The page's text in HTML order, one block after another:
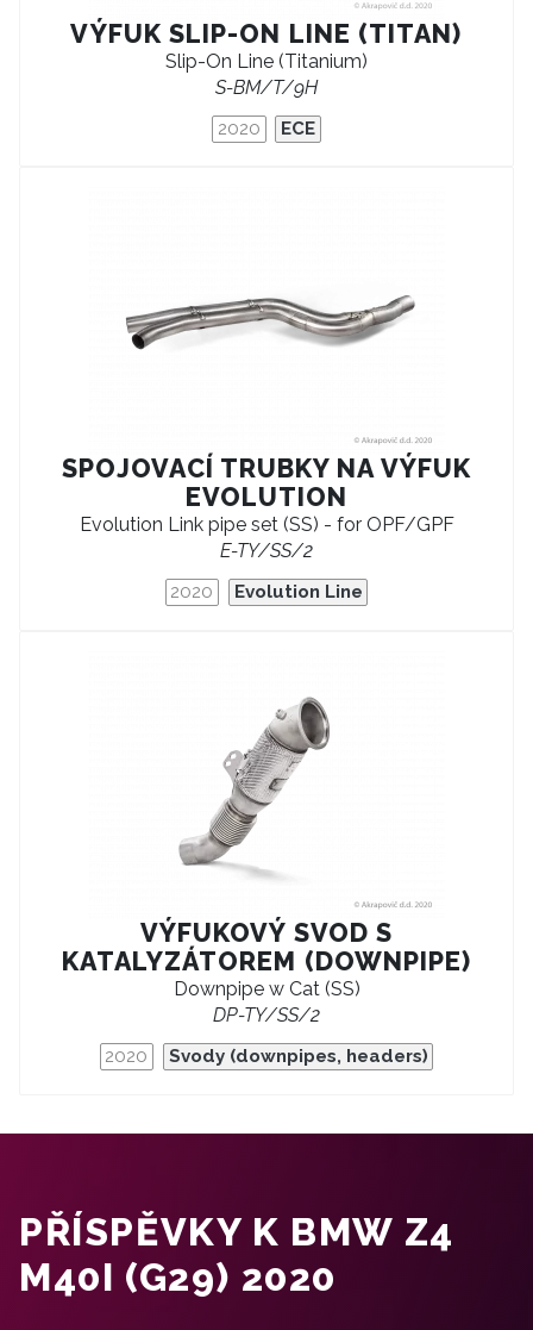
VÝFUK SLIP-ON LINE (TITAN)
Slip-On Line (Titanium)
S-BM/T/9H
2020 ECE
SPOJOVACÍ TRUBKY NA VÝFUK
EVOLUTION
Evolution Link pipe set (SS) - for OPF/GPF
E-TY/SS/2
2020 Evolution Line
VÝFUKOVÝ SVOD S
KATALYZÁTOREM (DOWNPIPE)
Downpipe w Cat (SS)
DP-TY/SS/2
2020 Svody (downpipes, headers)
PŘÍSPĚVKY K BMW Z4
M40I (G29) 2020